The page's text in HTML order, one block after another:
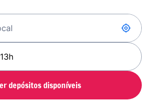
13h
depósitos disponíveis